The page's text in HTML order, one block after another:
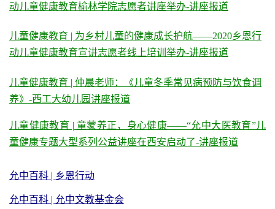
动儿童健康教育榆林学院志愿者讲座举办-讲座报道
儿童健康教育 | 为乡村儿童的健康成长护航——2020乡恩行
动儿童健康教育宣讲志愿者线上培训举办-讲座报道
儿童健康教育 | 仲晨老师：《儿童冬季常见病预防与饮食调
养》-西工大幼儿园讲座报道
儿童健康教育 | 童蒙养正，身心健康——“允中大医教育”儿
童健康专题大型系列公益讲座在西安启动了-讲座报道
允中百科 | 乡恩行动
允中百科 | 允中文教基金会